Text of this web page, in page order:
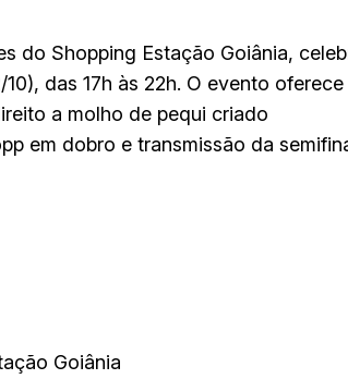
do Shopping Estação Goiânia,
das 17h às 22h. O evento oferece
a molho de pequi criado
em dobro e transmissão da
Goiânia